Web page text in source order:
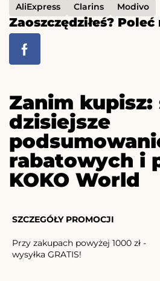
AliExpress
Clarins Modivo
Zaoszczędziłeś?
Zanim
dzisiejsze
rabatowych i
KOKO World
SZCZEGÓŁY PROMOCJI
Przy zakupach powyżej 1000 zł -
wysyłka GRATIS!